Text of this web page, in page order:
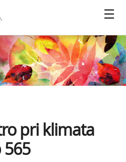
pri klimata
565